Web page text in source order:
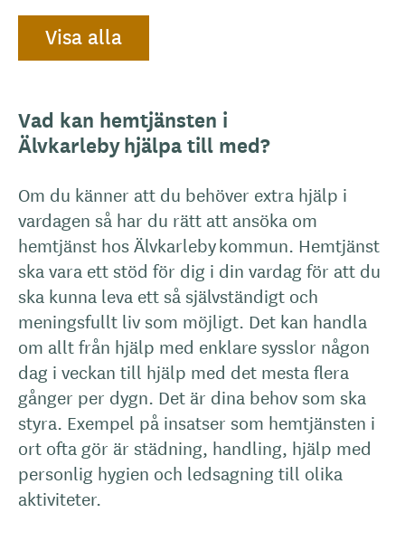
Visa alla
Vad kan hemtjänsten i
Älvkarleby hjälpa till med?
Om du känner att du behöver extra hjälp i
vardagen så har du rätt att ansöka om
hemtjänst hos Älvkarleby kommun. Hemtjänst
ska vara ett stöd för dig i din vardag för att du
ska kunna leva ett så självständigt och
meningsfullt liv som möjligt. Det kan handla
om allt från hjälp med enklare sysslor någon
dag i veckan till hjälp med det mesta flera
gånger per dygn. Det är dina behov som ska
styra. Exempel på insatser som hemtjänsten i
ort ofta gör är städning, handling, hjälp med
personlig hygien och ledsagning till olika
aktiviteter.